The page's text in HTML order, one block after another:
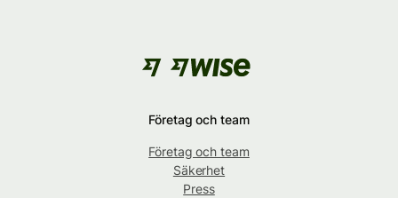
Företag och team
Företag och team
Säkerhet
Press